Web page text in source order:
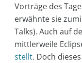
Vorträge des
erwähnte sie
Talks). Auch auf
mittlerweile
stellt. Doch